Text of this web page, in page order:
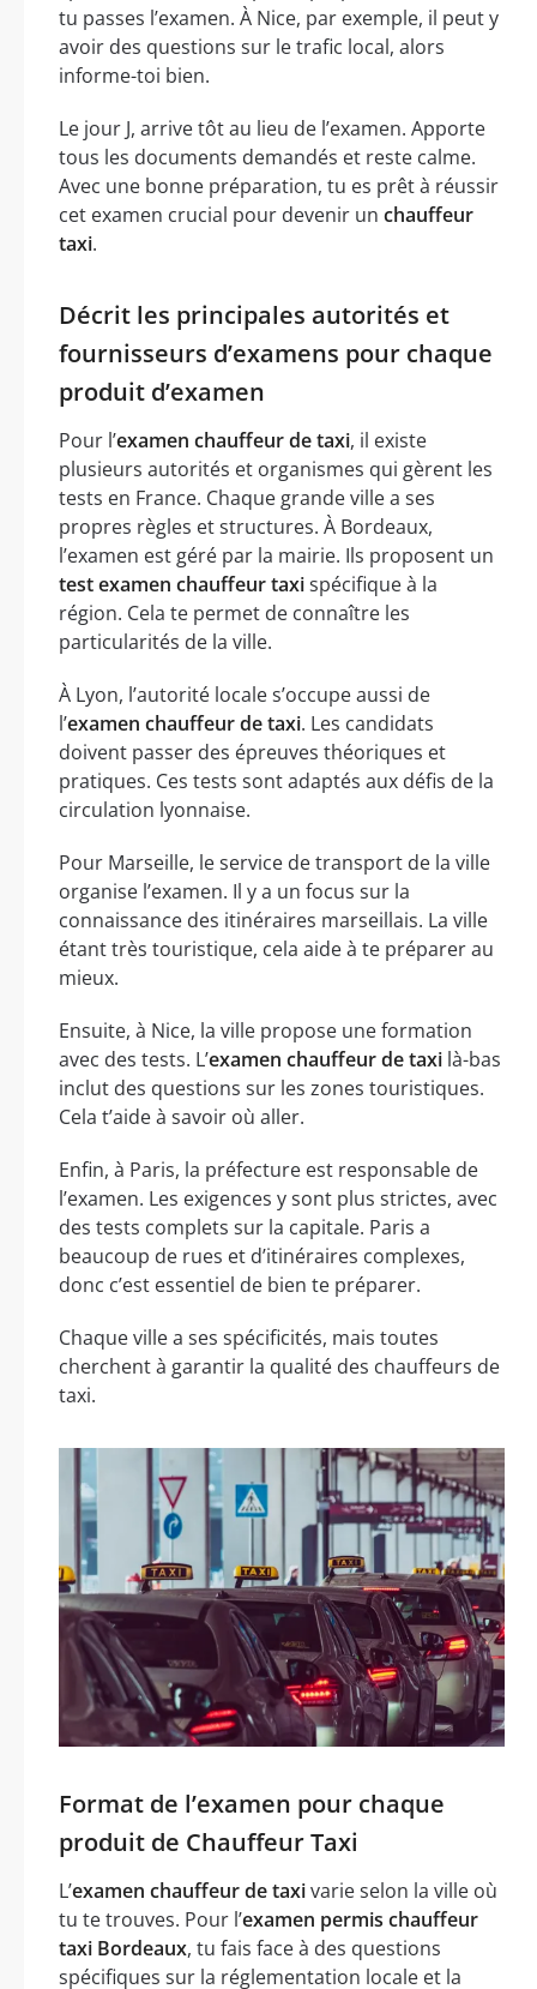
tu passes l’examen. À Nice, par exemple, il peut y
avoir des questions sur le trafic local, alors
informe-toi bien.
Le jour J, arrive tôt au lieu de l’examen. Apporte
tous les documents demandés et reste calme.
Avec une bonne préparation, tu es prêt à réussir
cet examen crucial pour devenir un chauffeur
taxi.
Décrit les principales autorités et
fournisseurs d’examens pour chaque
produit d’examen
Pour l’examen chauffeur de taxi, il existe
plusieurs autorités et organismes qui gèrent les
tests en France. Chaque grande ville a ses
propres règles et structures. À Bordeaux,
l’examen est géré par la mairie. Ils proposent un
test examen chauffeur taxispécifique à la
région. Cela te permet de connaître les
particularités de la ville.
À Lyon, l’autorité locale s’occupe aussi de
l’examen chauffeur de taxi. Les candidats
doivent passer des épreuves théoriques et
pratiques. Ces tests sont adaptés aux défis de la
circulation lyonnaise.
Pour Marseille, le service de transport de la ville
organise l’examen. Il y a un focus sur la
connaissance des itinéraires marseillais. La ville
étant très touristique, cela aide à te préparer au
mieux.
Ensuite, à Nice, la ville propose une formation
avec des tests. L’examen chauffeur de taxi là-bas
inclut des questions sur les zones touristiques.
Cela t’aide à savoir où aller.
Enfin, à Paris, la préfecture est responsable de
l’examen. Les exigences y sont plus strictes, avec
des tests complets sur la capitale. Paris a
beaucoup de rues et d’itinéraires complexes,
donc c’est essentiel de bien te préparer.
Chaque ville a ses spécificités, mais toutes
cherchent à garantir la qualité des chauffeurs de
taxi.
Format de l’examen pour chaque
produit de Chauffeur Taxi
L’examen chauffeur de taxivarie selon la ville où
tu te trouves. Pour l’examen permis chauffeur
taxi Bordeaux, tu fais face à des questions
spécifiques sur la réglementation locale et la